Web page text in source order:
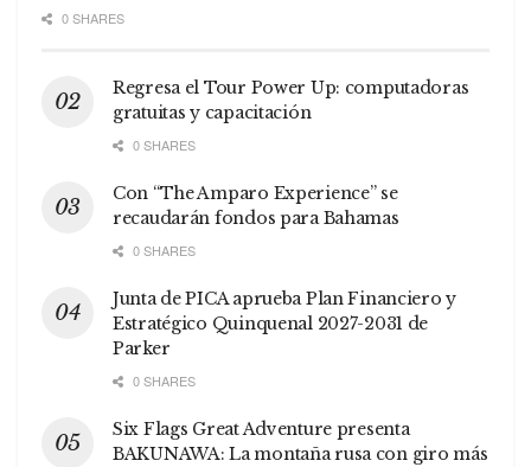
0 SHARES
Regresa el Tour Power Up: computadoras
gratuitas y capacitación
0 SHARES
Con “The Amparo Experience” se
recaudarán fondos para Bahamas
0 SHARES
Junta de PICA aprueba Plan Financiero y
Estratégico Quinquenal 2027-2031 de
Parker
0 SHARES
Six Flags Great Adventure presenta
BAKUNAWA: La montaña rusa con giro más